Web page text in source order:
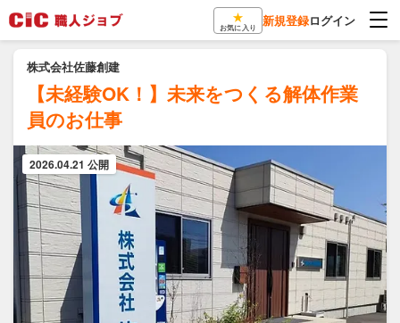
★
お気に入り 新規登録ログイン
株式会社佐藤創建
【未経験OK！】未来をつくる解体作業
員のお仕事
2026.04.21 公開